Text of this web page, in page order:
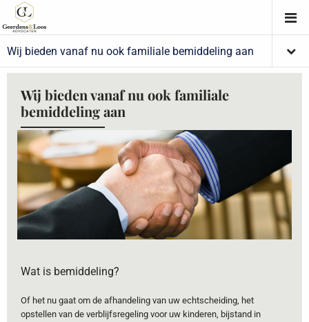
Wij bieden vanaf nu ook familiale
bemiddeling aan
Wat is bemiddeling?
Of het nu gaat om de afhandeling van uw echtscheiding, het
opstellen van de verblijfsregeling voor uw kinderen, bijstand in